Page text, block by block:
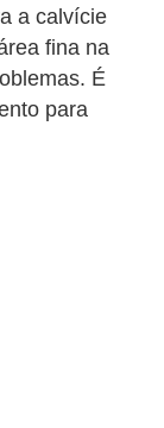
a calvície
fina na
É
para